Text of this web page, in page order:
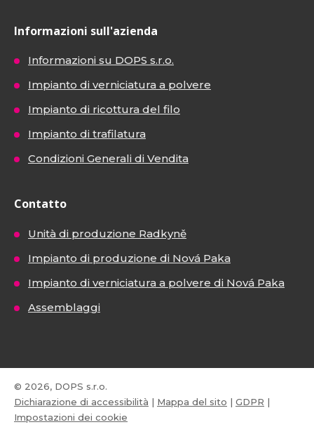
Informazioni sull'azienda
Informazioni su DOPS s.r.o.
Impianto di verniciatura a polvere
Impianto di ricottura del filo
Impianto di trafilatura
Condizioni Generali di Vendita
Contatto
Unità di produzione Radkyně
Impianto di produzione di Nová Paka
Impianto di verniciatura a polvere di Nová Paka
Assemblaggi
© 2026, DOPS s.r.o.
Dichiarazione di accessibilità | Mappa del sito | GDPR |
Impostazioni dei cookie